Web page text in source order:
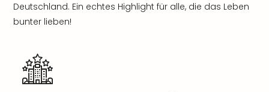
Deutschland. Ein echtes Highlight für alle, die das Leben
bunter lieben!